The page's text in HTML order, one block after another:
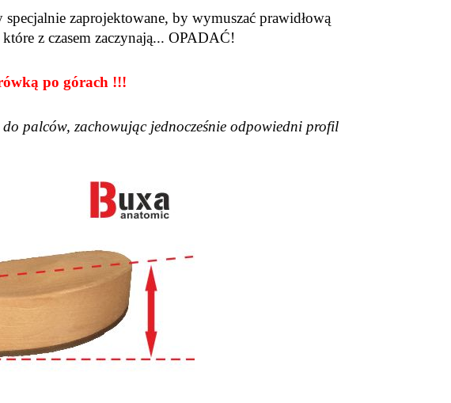
zaprojektowane, by wymuszać prawidłową
z czasem zaczynają... OPADAĆ!
po górach !!!
palców, zachowując jednocześnie odpowiedni profil